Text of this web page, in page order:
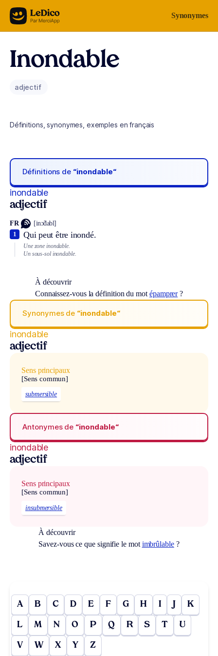
Aller au contenu Synonymes
Inondable
adjectif
Définitions, synonymes, exemples en français
Définitions de “inondable“
inondable
adjectif
FR [inɔ̃dabl]
Qui peut être inondé.
1
Une zone inondable.
Un sous-sol inondable.
À découvrir
Connaissez-vous la définition du mot épamprer?
Synonymes de “inondable“
inondable
adjectif
Sens principaux
[Sens commun]
submersible
Antonymes de “inondable“
inondable
adjectif
Sens principaux
[Sens commun]
insubmersible
À découvrir
Savez-vous ce que signifie le mot imbrûlable?
A B C D E F G H I J K
L M N O P Q R S T U
V W X Y Z